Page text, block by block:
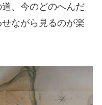
、今のどのへんだ
ながら見るのが楽